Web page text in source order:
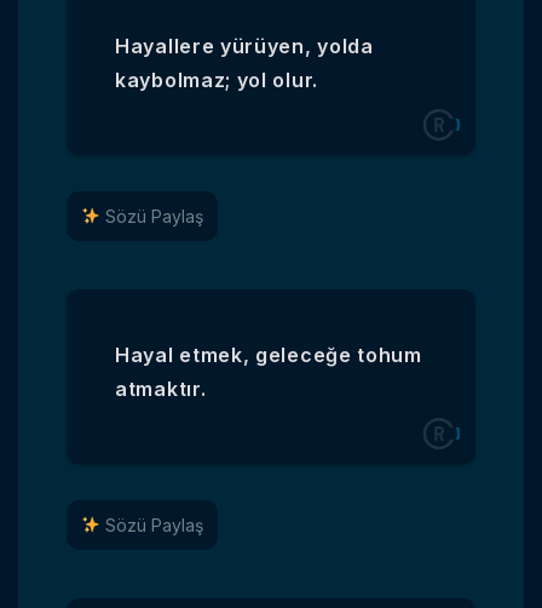
Hayallere yürüyen, yolda
kaybolmaz; yol olur.
Sözü Paylaş
Hayal etmek, geleceğe tohum
atmaktır.
Sözü Paylaş